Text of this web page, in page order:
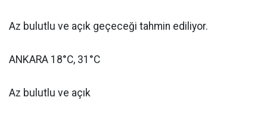
Az bulutlu ve açık geçeceği tahmin ediliyor.
ANKARA 18°C, 31°C
Az bulutlu ve açık